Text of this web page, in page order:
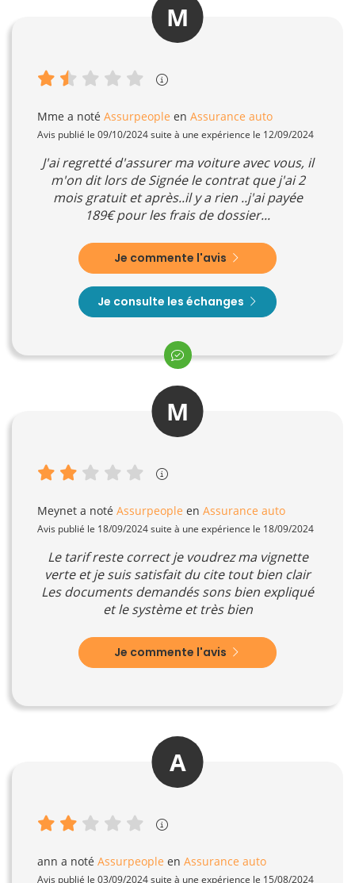
M
Mme a noté Assurpeople en Assurance auto
Avis publié le 09/10/2024 suite à une expérience le 12/09/2024
J'ai regretté d'assurer ma voiture avec vous, il
m'on dit lors de Signée le contrat que j'ai 2
mois gratuit et après..il y a rien ..j'ai payée
189€ pour les frais de dossier...
Je commente l'avis
Je consulte les échanges
M
Meynet a noté Assurpeople en Assurance auto
Avis publié le 18/09/2024 suite à une expérience le 18/09/2024
Le tarif reste correct je voudrez ma vignette
verte et je suis satisfait du cite tout bien clair
Les documents demandés sons bien expliqué
et le système et très bien
Je commente l'avis
A
ann a noté Assurpeople en Assurance auto
Avis publié le 03/09/2024 suite à une expérience le 15/08/2024